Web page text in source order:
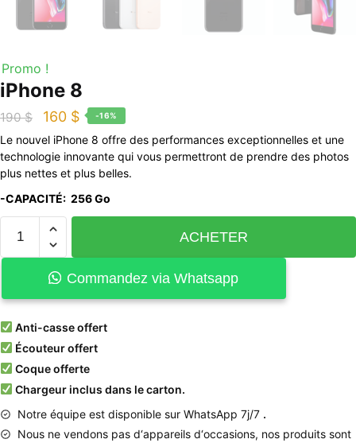
Promo !
iPhone 8
190$ 160 $ -16%
Le nouvel iPhone 8 offre des performances exceptionnelles et une
technologie innovante qui vous permettront de prendre des photos
plus nettes et plus belles.
-CAPACITÉ: 256 Go
ACHETER
Commandez via Whatsapp
Anti-casse offert
Écouteur offert
Coque offerte
Chargeur inclus dans le carton.
Notre équipe est disponible sur WhatsApp 7j/7 .
Nous ne vendons pas d‘appareils d‘occasions, nos produits sont